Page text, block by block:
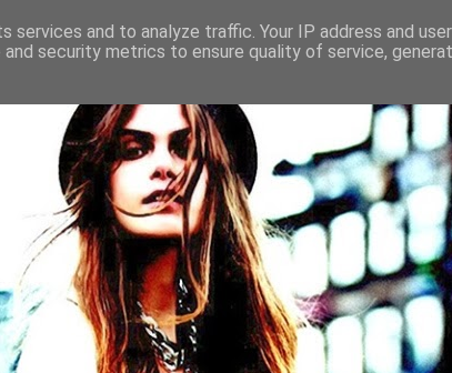
and to analyze traffic. Your IP address and
security metrics to ensure quality of service,